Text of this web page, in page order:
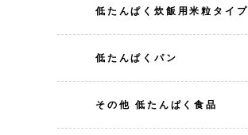
低たんぱく炊飯用米粒タイプ
低たんぱくパン
その他 低たんぱく食品